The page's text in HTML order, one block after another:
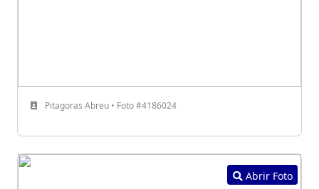
Pitagoras Abreu • Foto #4186024
Abrir Foto